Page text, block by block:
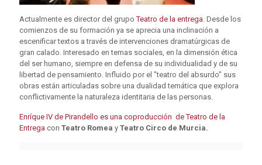
Actualmente es director del grupoTeatro de la entrega . Desde los
comienzos de su formación ya se aprecia una inclinación a
escenificar textos a través de intervenciones dramatúrgicas de
gran calado. Interesado en temas sociales, en la dimensión ética
del ser humano, siempre en defensa de su individualidad y de su
libertad de pensamiento. Influido por el "teatro del absurdo" sus
obras están articuladas sobre una dualidad temática que explora
conflictivamente la naturaleza identitaria de las personas.
Enríque IV de Pirandello es una coproducción de Teatro de la
Entrega con Teatro Romea y Teatro Circo de Murcia.